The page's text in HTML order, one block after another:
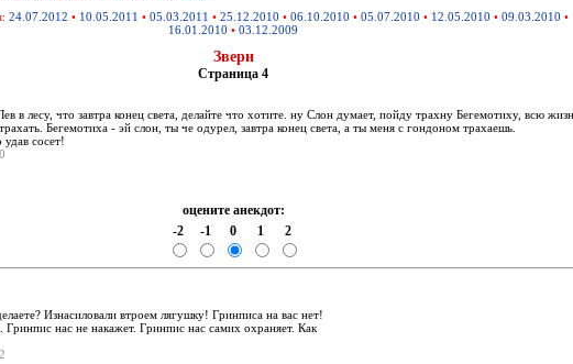
24.07.2012 • 10.05.2011 • 05.03.2011 • 25.12.2010 • 06.10.2010 • 05.07.2010 • 12.05.2010 • 09.03.2010 •
16.01.2010 • 03.12.2009
Звери
Страница 4
в лесу, что завтра конец света, делайте что хотите. ну Слон думает, пойду трахну Бегемотиху, всю
Бегемотиха - эй слон, ты че одурел, завтра конец света, а ты меня с гондоном трахаешь.
сосет!
оцените анекдот:
-2
-1 0 1 2
Изнасиловали втpоем лягyшкy! Гpинписа на вас нет!
Гpинпис нас не накажет. Гpинпис нас самих охpаняет. Как